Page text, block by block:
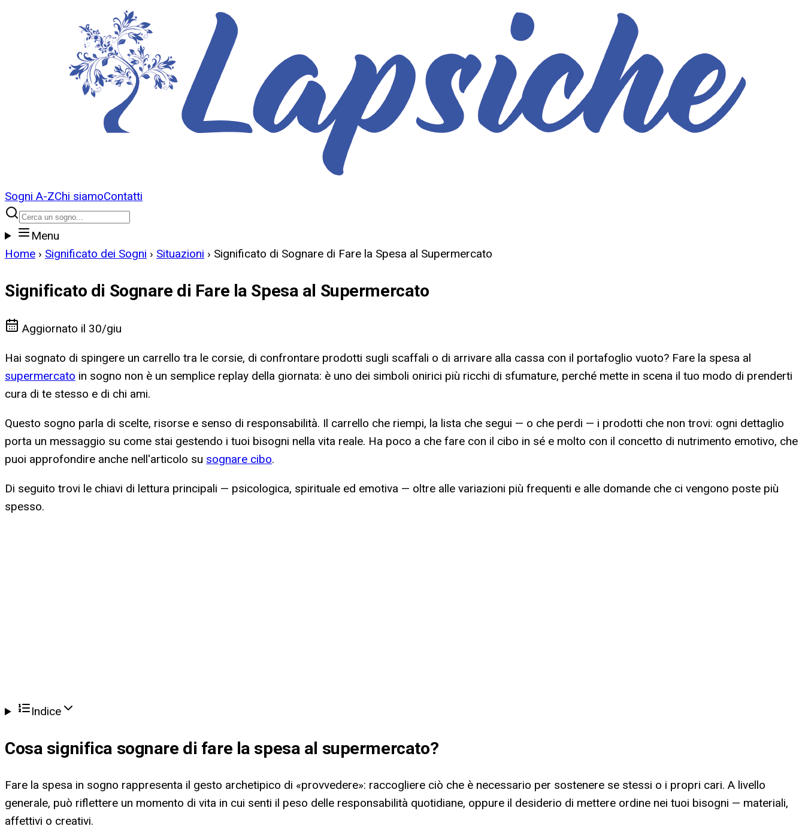
Sogni A-ZChi siamoContatti
Menu
Home › Significato dei Sogni › Situazioni › Significato di Sognare di Fare la Spesa al Supermercato
Significato di Sognare di Fare la Spesa al Supermercato
Aggiornato il 30/giu
Hai sognato di spingere un carrello tra le corsie, di confrontare prodotti sugli scaffali o di arrivare alla cassa con il portafoglio vuoto? Fare la spesa al
supermercato in sogno non è un semplice replay della giornata: è uno dei simboli onirici più ricchi di sfumature, perché mette in scena il tuo modo di prenderti
cura di te stesso e di chi ami.
Questo sogno parla di scelte, risorse e senso di responsabilità. Il carrello che riempi, la lista che segui — o che perdi — i prodotti che non trovi: ogni dettaglio
porta un messaggio su come stai gestendo i tuoi bisogni nella vita reale. Ha poco a che fare con il cibo in sé e molto con il concetto di nutrimento emotivo, che
puoi approfondire anche nell'articolo su sognare cibo.
Di seguito trovi le chiavi di lettura principali — psicologica, spirituale ed emotiva — oltre alle variazioni più frequenti e alle domande che ci vengono poste più
spesso.
Indice
Cosa significa sognare di fare la spesa al supermercato?
Fare la spesa in sogno rappresenta il gesto archetipico di «provvedere»: raccogliere ciò che è necessario per sostenere se stessi o i propri cari. A livello
generale, può riflettere un momento di vita in cui senti il peso delle responsabilità quotidiane, oppure il desiderio di mettere ordine nei tuoi bisogni — materiali,
affettivi o creativi.